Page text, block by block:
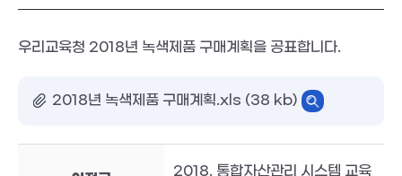
우리교육청 2018년 녹색제품 구매계획을 공표합니다.
2018년 녹색제품 구매계획.xls (38 kb)
2018. 통합자산관리 시스템 교육